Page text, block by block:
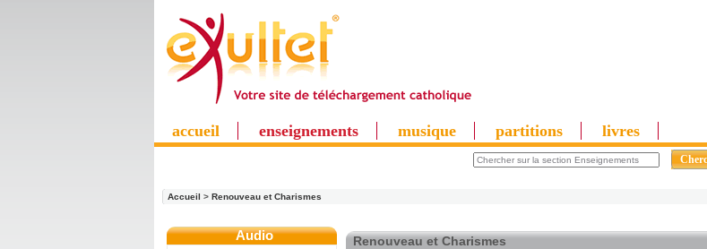
accueil enseignements musique partitions livres
Accueil > Renouveau et Charismes
Audio Renouveau et Charismes